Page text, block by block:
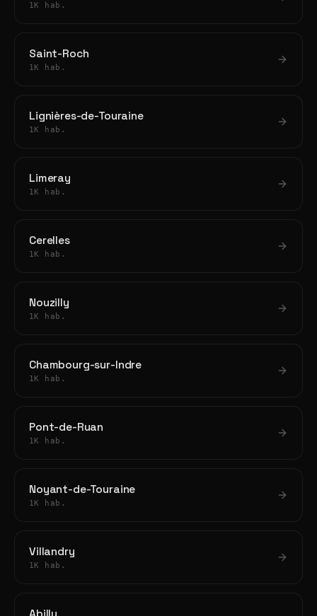
1K hab.
Saint-Roch
1K hab.
Lignières-de-Touraine
1K hab.
Limeray
1K hab.
Cerelles
1K hab.
Nouzilly
1K hab.
Chambourg-sur-Indre
1K hab.
Pont-de-Ruan
1K hab.
Noyant-de-Touraine
1K hab.
Villandry
1K hab.